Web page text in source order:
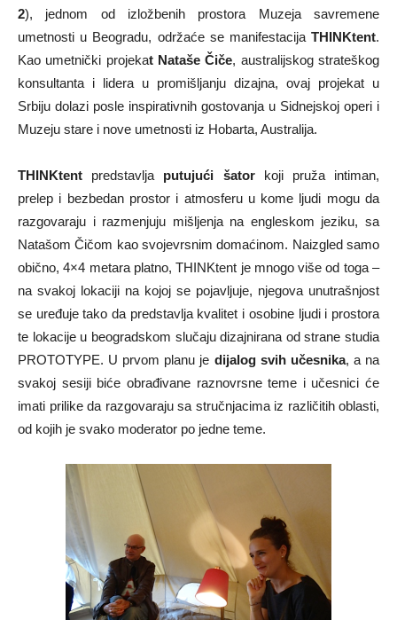
2), jednom od izložbenih prostora Muzeja savremene
umetnosti u Beogradu, održaće se manifestacija THINKtent.
Kao umetnički projekatNataše Čiče, australijskog strateškog
konsultanta i lidera u promišljanju dizajna, ovaj projekat u
Srbiju dolazi posle inspirativnih gostovanja u Sidnejskoj operi i
Muzeju stare i nove umetnosti iz Hobarta, Australija.
THINKtent predstavlja putujući šatorkoji pruža intiman,
prelep i bezbedan prostor i atmosferu u kome ljudi mogu da
razgovaraju i razmenjuju mišljenja na engleskom jeziku, sa
Natašom Čičom kao svojevrsnim domaćinom. Naizgled samo
obično, 4×4 metara platno, THINKtent je mnogo više od toga –
na svakoj lokaciji na kojoj se pojavljuje, njegova unutrašnjost
se uređuje tako da predstavlja kvalitet i osobine ljudi i prostora
te lokacije u beogradskom slučaju dizajnirana od strane studia
PROTOTYPE. U prvom planu je dijalog svih učesnika, a na
svakoj sesiji biće obrađivane raznovrsne teme i učesnici će
imati prilike da razgovaraju sa stručnjacima iz različitih oblasti,
od kojih je svako moderator po jedne teme.